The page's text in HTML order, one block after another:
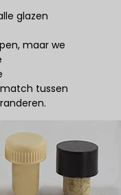
glazen
maar we
tussen